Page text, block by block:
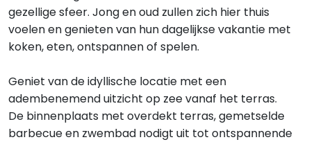
gezellige sfeer. Jong en oud zullen zich hier thuis
voelen en genieten van hun dagelijkse vakantie met
koken, eten, ontspannen of spelen.
Geniet van de idyllische locatie met een
adembenemend uitzicht op zee vanaf het terras.
De binnenplaats met overdekt terras, gemetselde
barbecue en zwembad nodigt uit tot ontspannende